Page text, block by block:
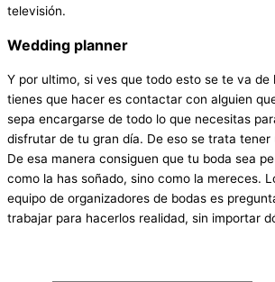
televisión.
Wedding planner
Y por ultimo, si ves que todo esto se te va de
tienes que hacer es contactar con alguien
sepa encargarse de todo lo que necesitas
disfrutar de tu gran día. De eso se trata tener
De esa manera consiguen que tu boda sea
como la has soñado, sino como la mereces.
equipo de organizadores de bodas es
trabajar para hacerlos realidad, sin importar